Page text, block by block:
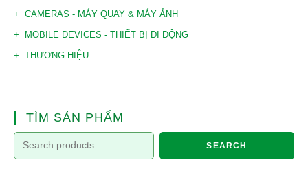
CAMERAS - MÁY QUAY & MÁY ẢNH
MOBILE DEVICES - THIẾT BỊ DI ĐỘNG
THƯƠNG HIỆU
TÌM SẢN PHẨM
SEARCH